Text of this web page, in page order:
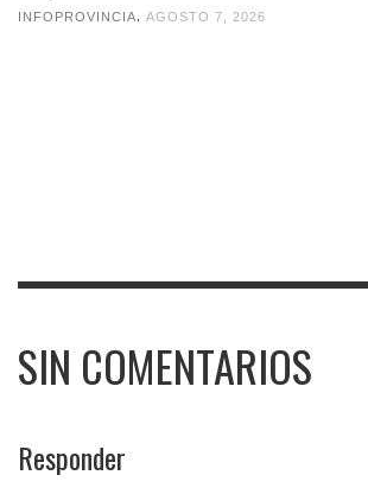
INFOPROVINCIA AGOSTO 7, 2026
SIN COMENTARIOS
Responder